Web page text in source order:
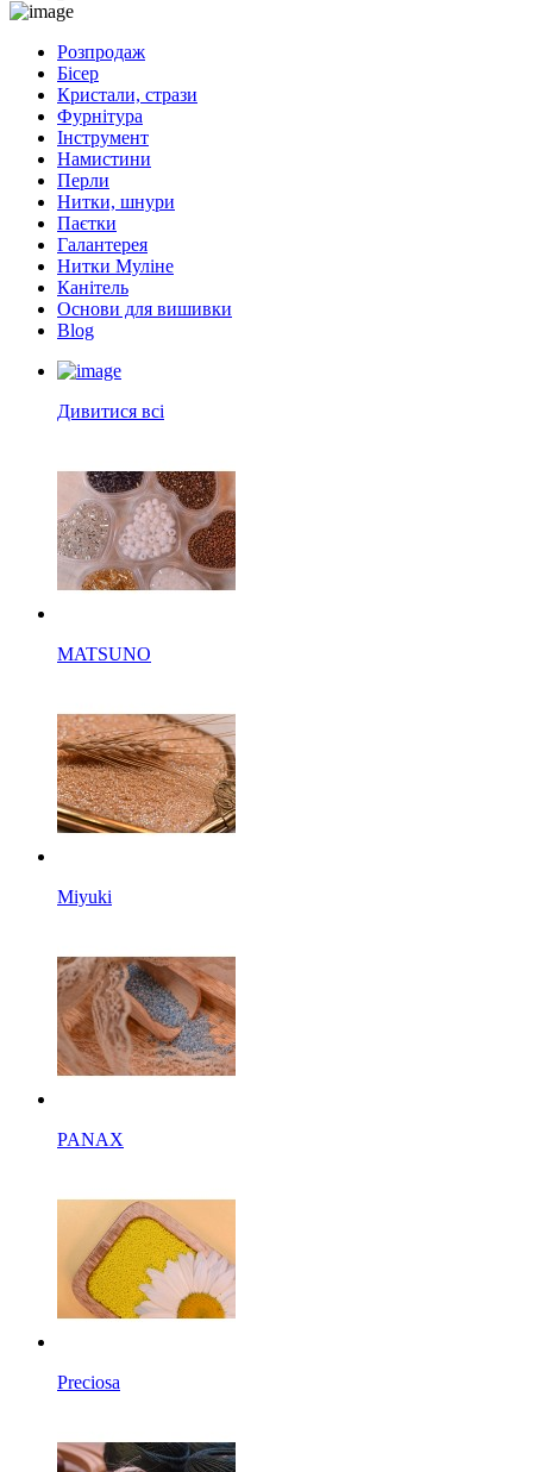
Розпродаж
Бісер
Кристали, стрази
Фурнітура
Інструмент
Намистини
Перли
Нитки, шнури
Паєтки
Галантерея
Нитки Муліне
Канітель
Основи для вишивки
Blog
Дивитися всі
MATSUNO
Miyuki
PANAX
Preciosa